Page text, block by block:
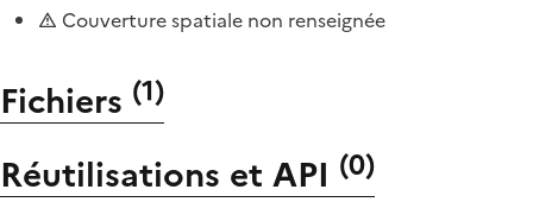
Couverture spatiale non renseignée
Fichiers (1)
Réutilisations et API (0)